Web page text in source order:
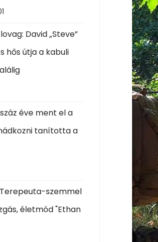
David „Steve”
hős útja a kabuli
éve ment el a
tanította a
szemmel
életmód "Ethan